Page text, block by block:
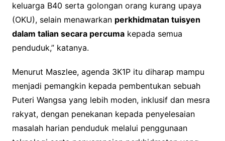
keluarga B40 serta golongan orang kurang upaya
(OKU), selain menawarkan perkhidmatan tuisyen
dalam talian secara percumakepada semua
penduduk,” katanya.
Menurut Maszlee, agenda 3K1P itu diharap mampu
menjadi pemangkin kepada pembentukan sebuah
Puteri Wangsa yang lebih moden, inklusif dan mesra
rakyat, dengan penekanan kepada penyelesaian
masalah harian penduduk melalui penggunaan